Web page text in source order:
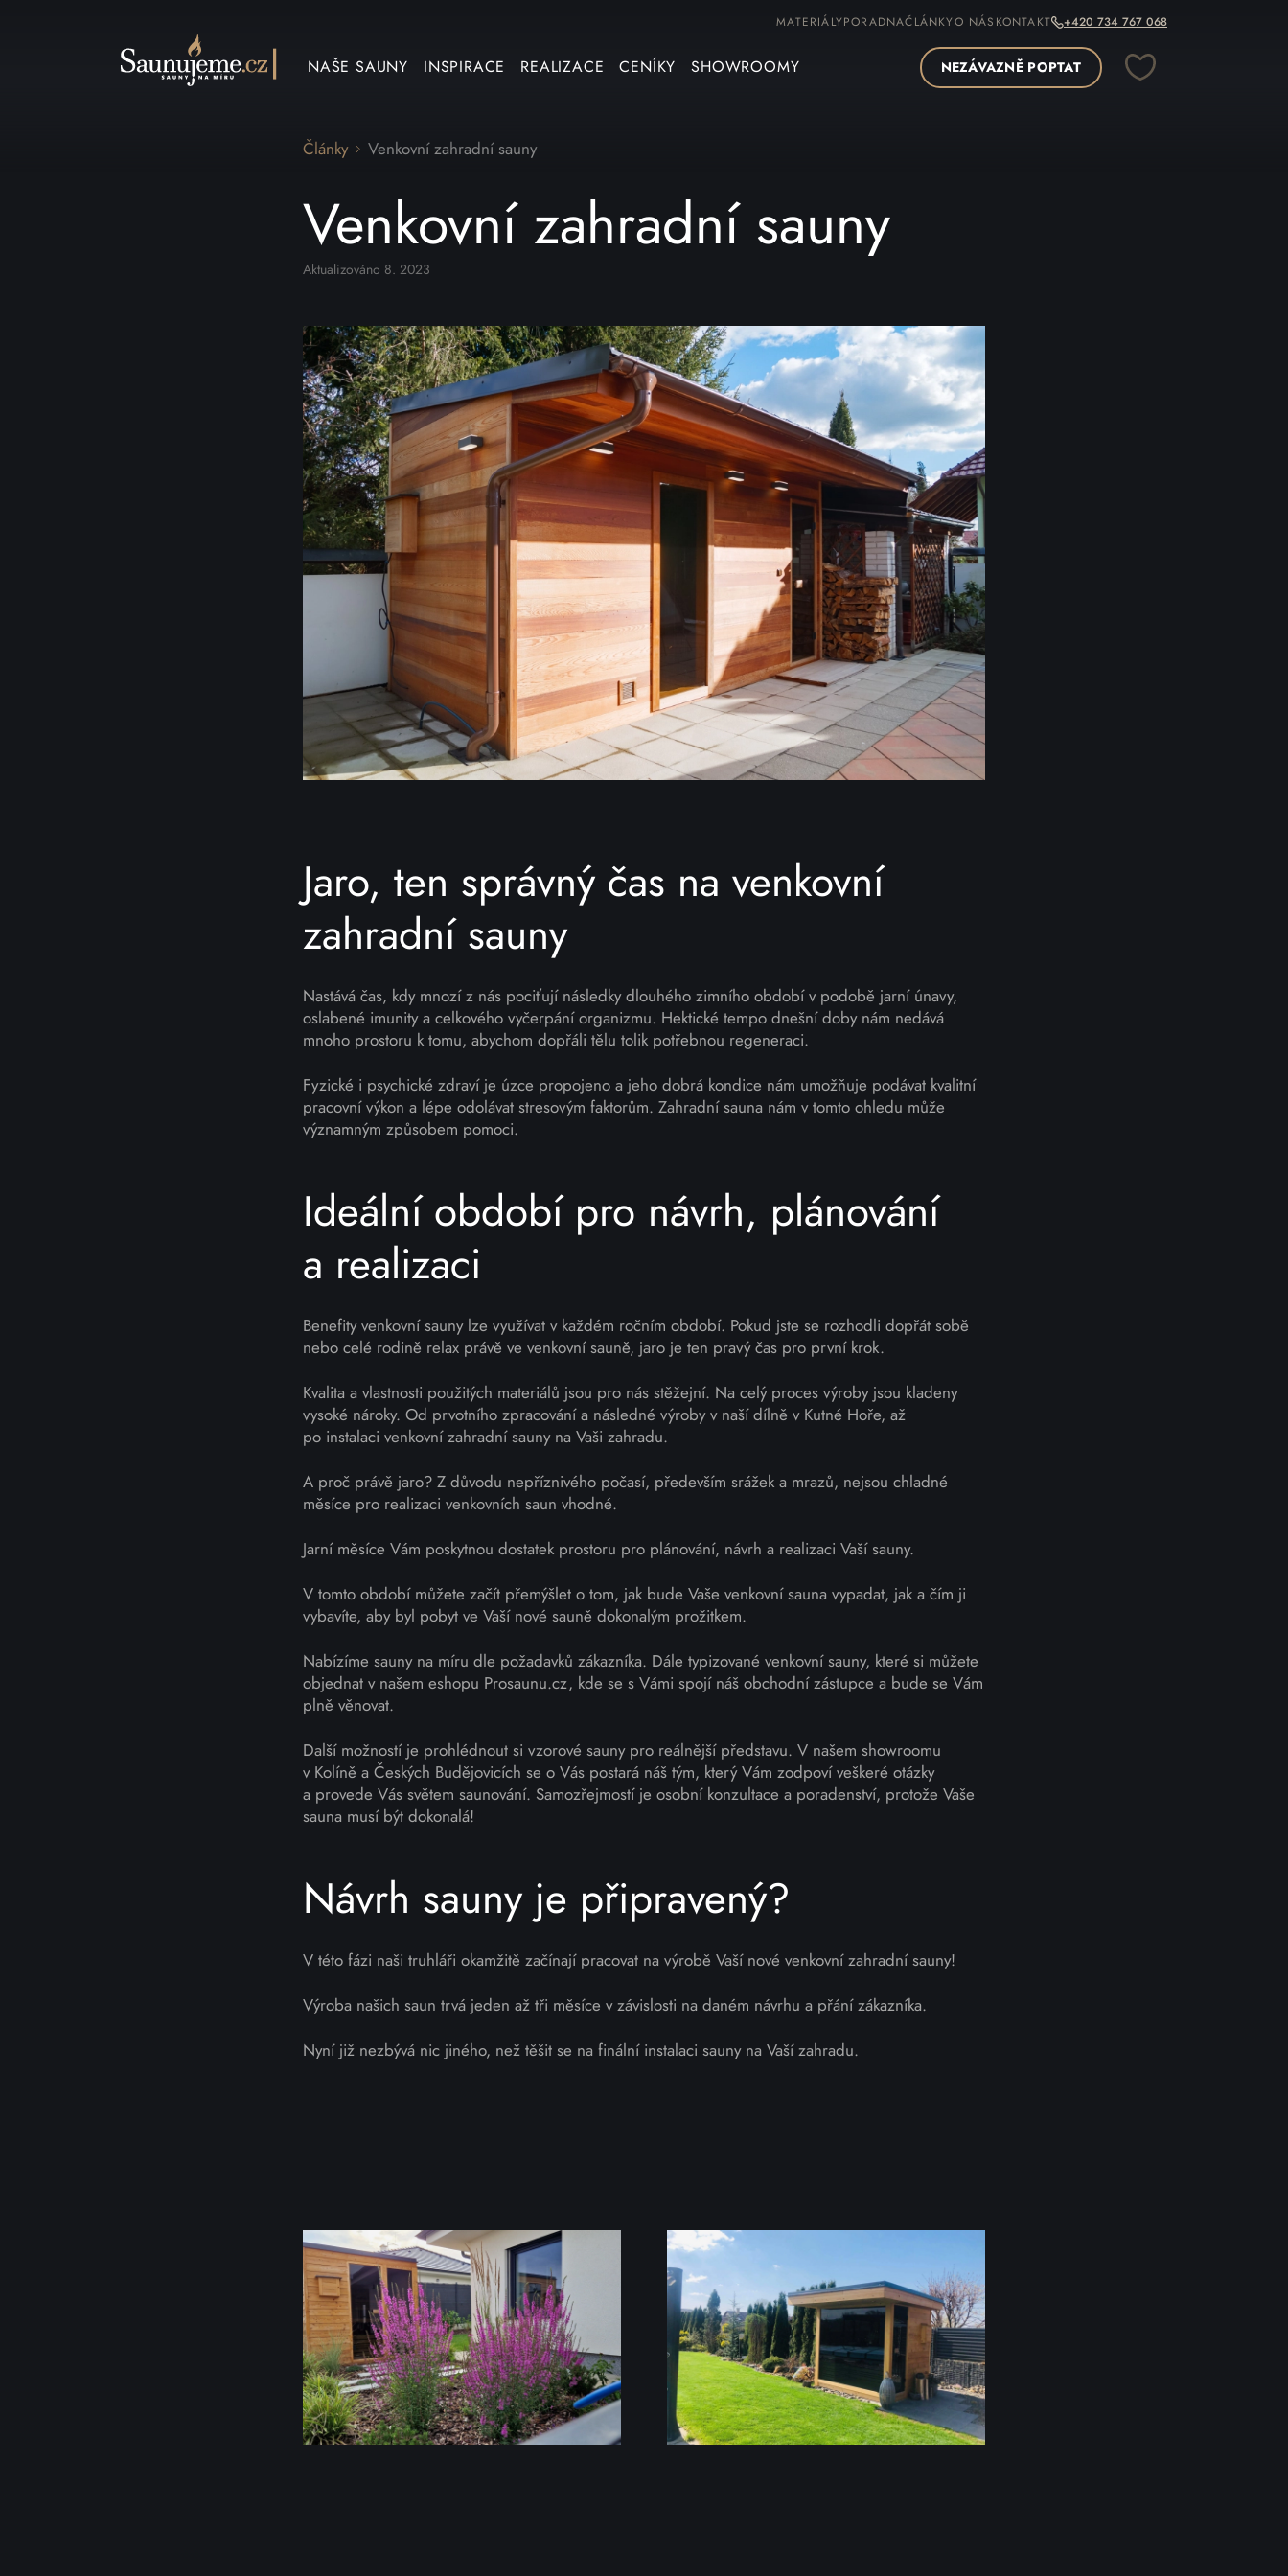
MATERIÁLYPORADNAČLÁNKYO NÁS KONTAKT +420 734 767 068
NAŠE SAUNY INSPIRACE REALIZACE CENÍKY SHOWROOMY NEZÁVAZNĚ POPTAT
Články Venkovní zahradní sauny
Venkovní zahradní sauny
Aktualizováno 8. 2023
Jaro, ten správný čas na venkovní
zahradní sauny
Nastává čas, kdy mnozí z nás pociťují následky dlouhého zimního období v podobě jarní únavy,
oslabené imunity a celkového vyčerpání organizmu. Hektické tempo dnešní doby nám nedává
mnoho prostoru k tomu, abychom dopřáli tělu tolik potřebnou regeneraci.
Fyzické i psychické zdraví je úzce propojeno a jeho dobrá kondice nám umožňuje podávat kvalitní
pracovní výkon a lépe odolávat stresovým faktorům. Zahradní sauna nám v tomto ohledu může
významným způsobem pomoci.
Ideální období pro návrh, plánování
a realizaci
Benefity venkovní sauny lze využívat v každém ročním období. Pokud jste se rozhodli dopřát sobě
nebo celé rodině relax právě ve venkovní sauně, jaro je ten pravý čas pro první krok.
Kvalita a vlastnosti použitých materiálů jsou pro nás stěžejní. Na celý proces výroby jsou kladeny
vysoké nároky. Od prvotního zpracování a následné výroby v naší dílně v Kutné Hoře, až
po instalaci venkovní zahradní sauny na Vaši zahradu.
A proč právě jaro? Z důvodu nepříznivého počasí, především srážek a mrazů, nejsou chladné
měsíce pro realizaci venkovních saun vhodné.
Jarní měsíce Vám poskytnou dostatek prostoru pro plánování, návrh a realizaci Vaší sauny.
V tomto období můžete začít přemýšlet o tom, jak bude Vaše venkovní sauna vypadat, jak a čím ji
vybavíte, aby byl pobyt ve Vaší nové sauně dokonalým prožitkem.
Nabízíme sauny na míru dle požadavků zákazníka. Dále typizované venkovní sauny, které si můžete
objednat v našem eshopu Prosaunu.cz, kde se s Vámi spojí náš obchodní zástupce a bude se Vám
plně věnovat.
Další možností je prohlédnout si vzorové sauny pro reálnější představu. V našem showroomu
v Kolíně a Českých Budějovicích se o Vás postará náš tým, který Vám zodpoví veškeré otázky
a provede Vás světem saunování. Samozřejmostí je osobní konzultace a poradenství, protože Vaše
sauna musí být dokonalá!
Návrh sauny je připravený?
V této fázi naši truhláři okamžitě začínají pracovat na výrobě Vaší nové venkovní zahradní sauny!
Výroba našich saun trvá jeden až tři měsíce v závislosti na daném návrhu a přání zákazníka.
Nyní již nezbývá nic jiného, než těšit se na finální instalaci sauny na Vaší zahradu.